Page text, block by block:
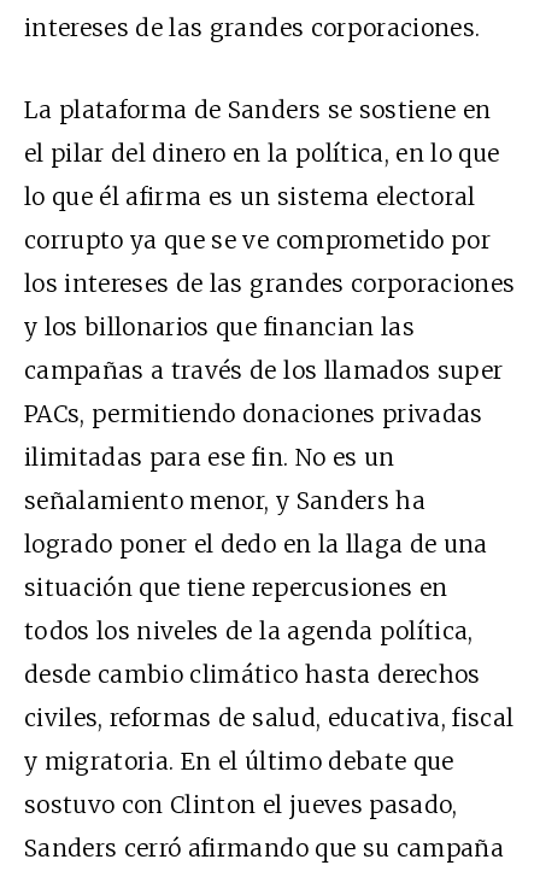
intereses de las grandes corporaciones.
La plataforma de Sanders se sostiene en
el pilar del dinero en la política, en lo que
lo que él afirma es un sistema electoral
corrupto ya que se ve comprometido por
los intereses de las grandes corporaciones
y los billonarios que financian las
campañas a través de los llamados super
PACs, permitiendo donaciones privadas
ilimitadas para ese fin. No es un
señalamiento menor, y Sanders ha
logrado poner el dedo en la llaga de una
situación que tiene repercusiones en
todos los niveles de la agenda política,
desde cambio climático hasta derechos
civiles, reformas de salud, educativa, fiscal
y migratoria. En el último debate que
sostuvo con Clinton el jueves pasado,
Sanders cerró afirmando que su campaña